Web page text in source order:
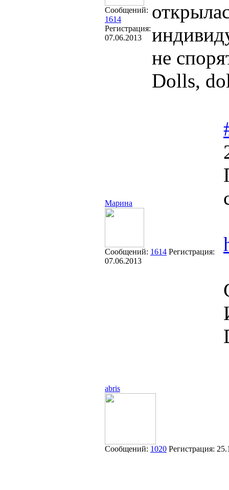
Сообщений:
1614
Регистрация:
07.06.2013
не
Dolls,
Марина
Сообщений: 1614 Регистрация:
07.06.2013
abris
Сообщений: 1020 Регистрация: